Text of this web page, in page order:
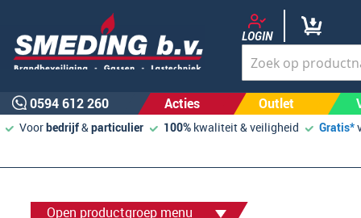
LOGIN
0594 612 260 Acties Outlet
Voorbedrijf&particulier 100% kwaliteit & veiligheid Gratis*
Open productgroep menu